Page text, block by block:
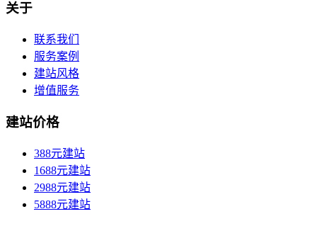
关于
联系我们
服务案例
建站风格
增值服务
建站价格
388元建站
1688元建站
2988元建站
5888元建站